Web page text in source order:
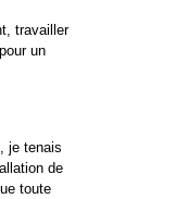
travailler
un
je tenais
de
toute